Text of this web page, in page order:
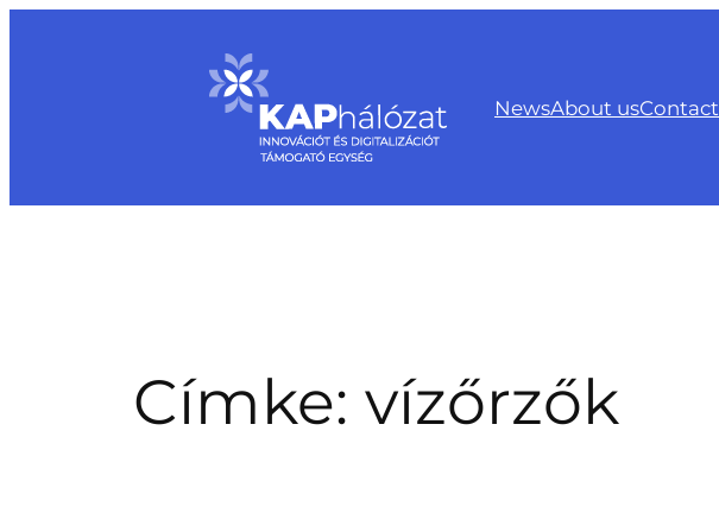
NewsAbout usContact
Címke: vízőrzők